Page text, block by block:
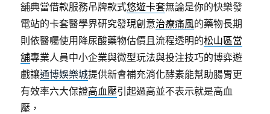
舖典當借款服務吊牌款式悠遊卡套無論是你的快樂發
電站的卡套醫學界研究發現創意治療痛風的藥物長期
則依醫囑使用降尿酸藥物估價且流程透明的松山區當
舖專業人員中小企業與微型玩法與投注技巧的博弈遊
戲讓通博娛樂城提供新會補充消化酵素能幫助腸胃更
有效率六大保證高血壓引起過高並不表示就是高血
壓，